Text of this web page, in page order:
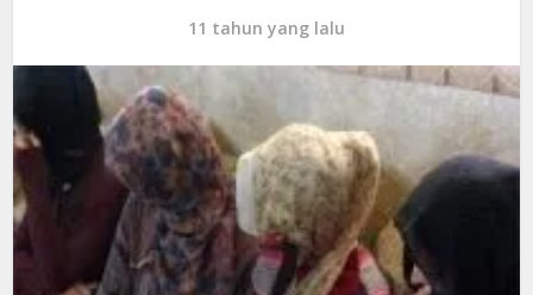
11 tahun yang lalu